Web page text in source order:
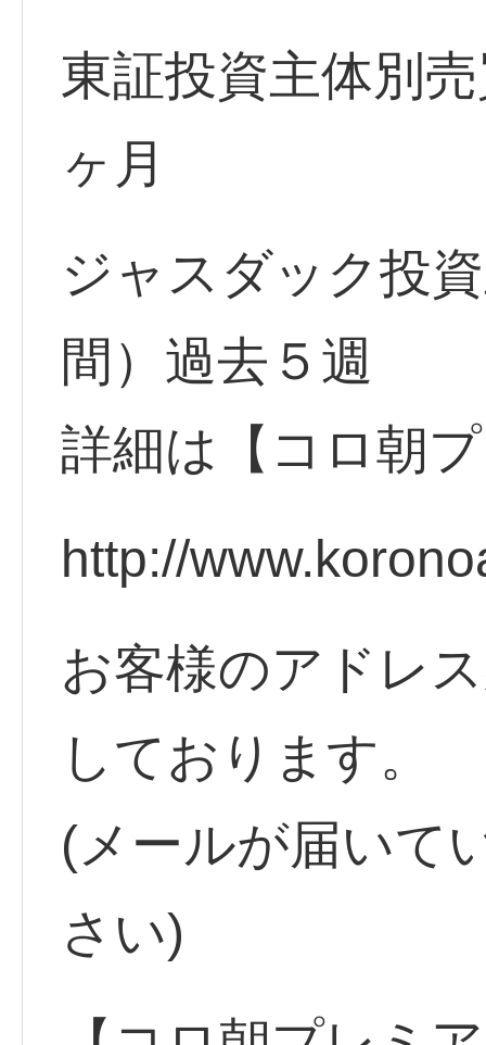
東証投資主体別
ヶ月
ジャスダック投
間）過去５週
詳細は【コロ朝
http://
お客様のアドレ
しております。
(メールが届いて
さい)